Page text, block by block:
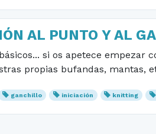
AL PUNTO Y AL
si os apetece empezar
propias bufandas, mantas,
ganchillo iniciación knitting